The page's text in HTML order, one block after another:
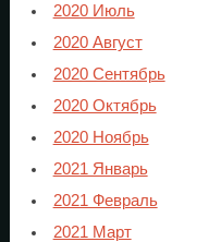
2020 Июль
2020 Август
2020 Сентябрь
2020 Октябрь
2020 Ноябрь
2021 Январь
2021 Февраль
2021 Март